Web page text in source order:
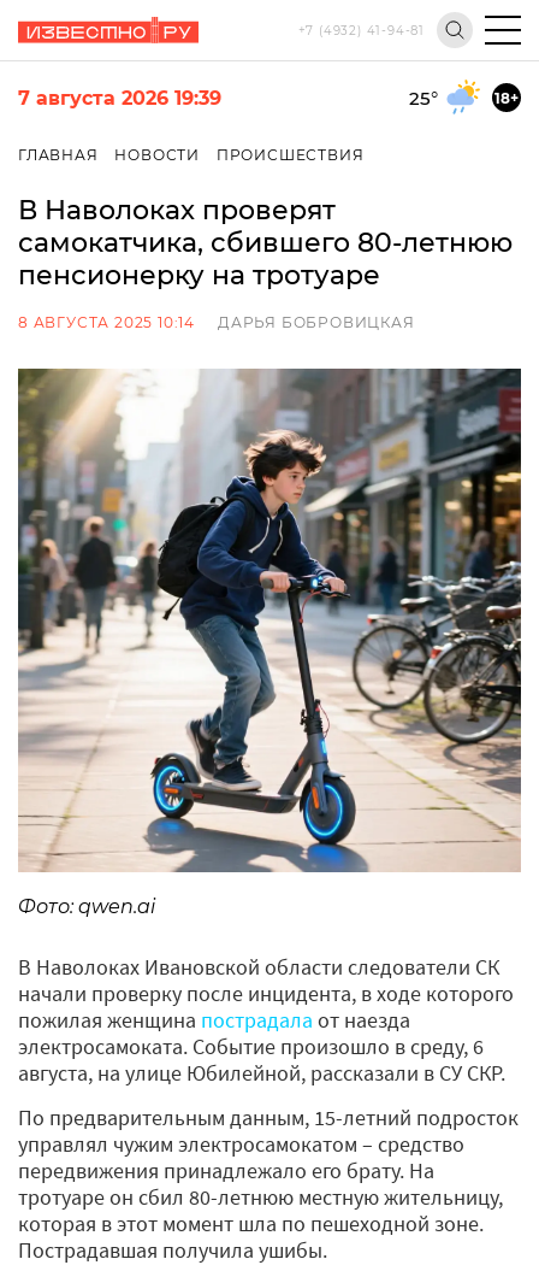
+7 (4932) 41-94-81
7 августа 2026 19:39 25° 18+
ГЛАВНАЯ НОВОСТИ ПРОИСШЕСТВИЯ
В Наволоках проверят
самокатчика, сбившего 80-летнюю
пенсионерку на тротуаре
8 АВГУСТА 2025 10:14 ДАРЬЯ БОБРОВИЦКАЯ
Фото: qwen.ai
В Наволоках Ивановской области следователи СК
начали проверку после инцидента, в ходе которого
пожилая женщина пострадала от наезда
электросамоката. Событие произошло в среду, 6
августа, на улице Юбилейной, рассказали в СУ СКР.
По предварительным данным, 15-летний подросток
управлял чужим электросамокатом – средство
передвижения принадлежало его брату. На
тротуаре он сбил 80-летнюю местную жительницу,
которая в этот момент шла по пешеходной зоне.
Пострадавшая получила ушибы.